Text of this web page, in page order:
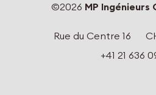
©2026 MP Ingénieurs
Rue du Centre 16
+41 21 636